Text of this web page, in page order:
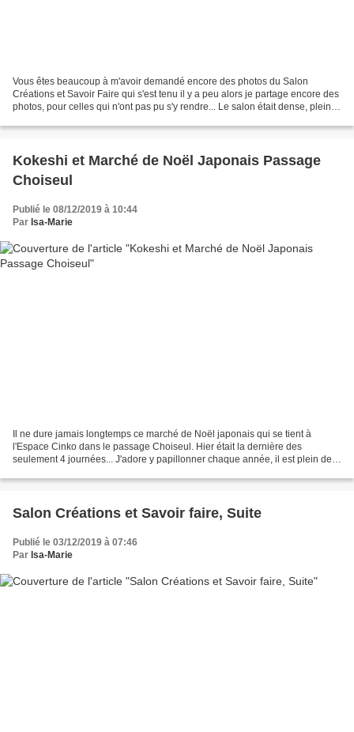
Vous êtes beaucoup à m'avoir demandé encore des photos du Salon
Créations et Savoir Faire qui s'est tenu il y a peu alors je partage encore des
photos, pour celles qui n'ont pas pu s'y rendre... Le salon était dense, plein
Kokeshi et Marché de Noël Japonais Passage
Choiseul
Publié le 08/12/2019 à 10:44
Par Isa-Marie
Il ne dure jamais longtemps ce marché de Noël japonais qui se tient à
l'Espace Cinko dans le passage Choiseul. Hier était la dernière des
seulement 4 journées... J'adore y papillonner chaque année, il est plein de
Salon Créations et Savoir faire, Suite
Publié le 03/12/2019 à 07:46
Par Isa-Marie